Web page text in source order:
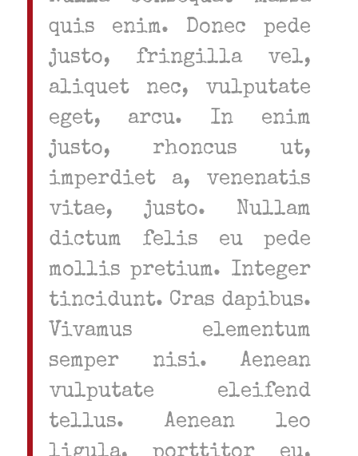
quis enim. Donec pede
justo, fringilla vel,
aliquet nec, vulputate
eget, arcu. In enim
justo, rhoncus ut,
imperdiet a, venenatis
vitae, justo. Nullam
dictum felis eu pede
mollis pretium. Integer
tincidunt. Cras dapibus.
Vivamus elementum
semper nisi. Aenean
vulputate eleifend
tellus. Aenean leo